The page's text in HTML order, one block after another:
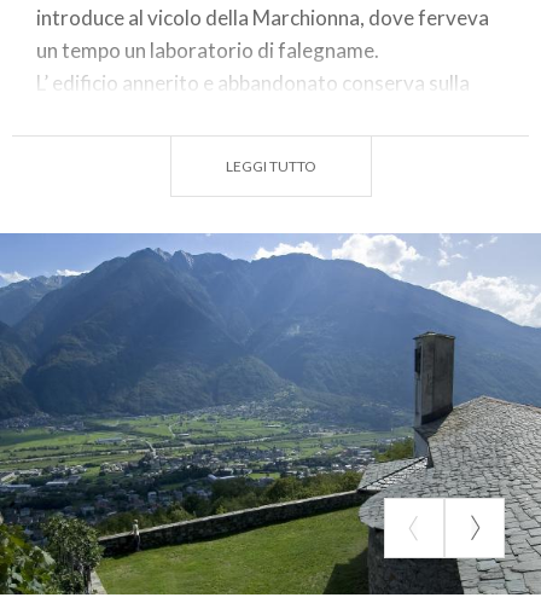
introduce al vicolo della Marchionna, dove ferveva
un tempo un laboratorio di falegname.
L’ edificio annerito e abbandonato conserva sulla
da un santo pellegrino.
Scendendo lungo un viottolo acciottolato si
portale d’ingresso in pietra con motivi incisi sui
capitelli e sui piedritti e un grazioso balconcino
ringhierato a riccioli.
Una scalinata a pianerottolo si collega in fondo con
un’edicola settecentesca che ripropone la figura
dell’Immacolata in vaporoso manto blu sul vestito
candido, i capelli lunghi sciolti lungo le spalle; si
nascondono tra le nuvole piccoli angeli con gigli e
LEGGI TUTTO